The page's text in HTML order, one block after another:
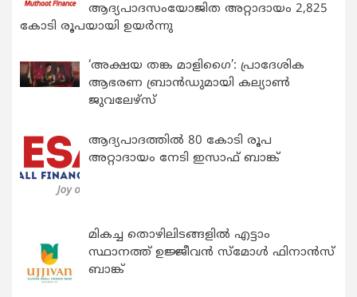
ആദ്യപാദസംയോജിത അറ്റാദായം 2,825
കോടി രൂപയായി ഉയർന്നു
‘അക്ഷയ തങ്ക മാളിഗൈ’: പ്രാദേശിക
ആഭരണ ബ്രാന്‍ഡുമായി കല്യാണ്‍
ജുവലേഴ്‌സ്
ആദ്യപാദത്തിൽ 80 കോടി രൂപ
അറ്റാദായം നേടി ഇസാഫ് ബാങ്ക്
മികച്ച തൊഴിലിടങ്ങളിൽ എട്ടാം
സ്ഥാനത്ത് ഉജ്ജീവൻ സ്മോൾ ഫിനാൻസ്
ബാങ്ക്